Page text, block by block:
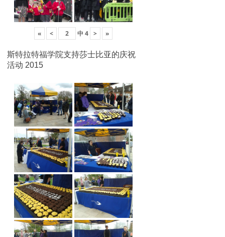
« < 中 4 > »
斯特拉特福学院支持莎士比亚的庆祝
活动 2015